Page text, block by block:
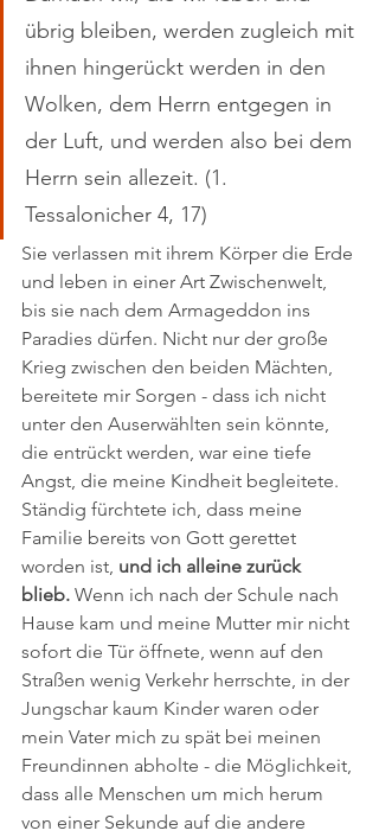
übrig bleiben, werden zugleich mit
ihnen hingerückt werden in den
Wolken, dem Herrn entgegen in
der Luft, und werden also bei dem
Herrn sein allezeit. (1.
Tessalonicher 4, 17)
Sie verlassen mit ihrem Körper die Erde
und leben in einer Art Zwischenwelt,
bis sie nach dem Armageddon ins
Paradies dürfen. Nicht nur der große
Krieg zwischen den beiden Mächten,
bereitete mir Sorgen - dass ich nicht
unter den Auserwählten sein könnte,
die entrückt werden, war eine tiefe
Angst, die meine Kindheit begleitete.
Ständig fürchtete ich, dass meine
Familie bereits von Gott gerettet
worden ist, und ich alleine zurück
blieb. Wenn ich nach der Schule nach
Hause kam und meine Mutter mir nicht
sofort die Tür öffnete, wenn auf den
Straßen wenig Verkehr herrschte, in der
Jungschar kaum Kinder waren oder
mein Vater mich zu spät bei meinen
Freundinnen abholte - die Möglichkeit,
dass alle Menschen um mich herum
von einer Sekunde auf die andere